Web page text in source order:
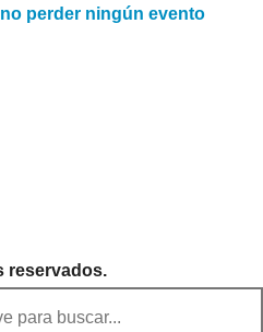
perder ningún evento
reservados.